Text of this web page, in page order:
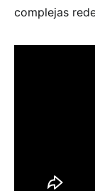
complejas